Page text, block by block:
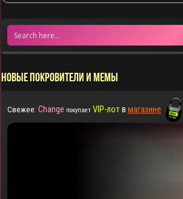
НОВЫЕ ПОКРОВИТЕЛИ И МЕМЫ
Свежее: Change покупает VIP-лотвмагазине